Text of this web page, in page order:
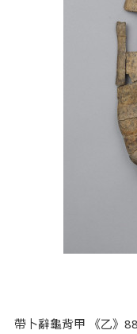
帶卜辭龜背甲 《乙》